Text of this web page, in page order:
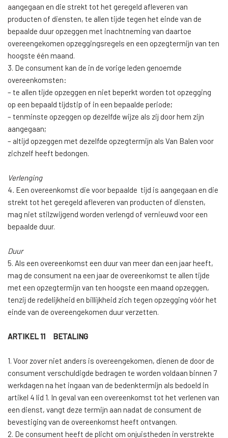
aangegaan en die strekt tot het geregeld afleveren van
producten of diensten, te allen tijde tegen het einde van de
bepaalde duur opzeggen met inachtneming van daartoe
overeengekomen opzeggingsregels en een opzegtermijn van ten
hoogste één maand.
3. De consument kan de in de vorige leden genoemde
overeenkomsten:
– te allen tijde opzeggen en niet beperkt worden tot opzegging
op een bepaald tijdstip of in een bepaalde periode;
– tenminste opzeggen op dezelfde wijze als zij door hem zijn
aangegaan;
– altijd opzeggen met dezelfde opzegtermijn als Van Balen voor
zichzelf heeft bedongen.
Verlenging
4. Een overeenkomst die voor bepaalde tijd is aangegaan en die
strekt tot het geregeld afleveren van producten of diensten,
mag niet stilzwijgend worden verlengd of vernieuwd voor een
bepaalde duur.
Duur
5. Als een overeenkomst een duur van meer dan een jaar heeft,
mag de consument na een jaar de overeenkomst te allen tijde
met een opzegtermijn van ten hoogste een maand opzeggen,
tenzij de redelijkheid en billijkheid zich tegen opzegging vóór het
einde van de overeengekomen duur verzetten.
ARTIKEL 11 BETALING
1. Voor zover niet anders is overeengekomen, dienen de door de
consument verschuldigde bedragen te worden voldaan binnen 7
werkdagen na het ingaan van de bedenktermijn als bedoeld in
artikel 4 lid 1. In geval van een overeenkomst tot het verlenen van
een dienst, vangt deze termijn aan nadat de consument de
bevestiging van de overeenkomst heeft ontvangen.
2. De consument heeft de plicht om onjuistheden in verstrekte